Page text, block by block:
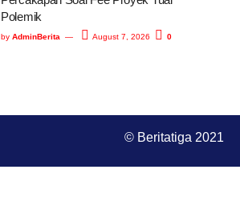
Polemik
by AdminBerita August 7, 2026 0
© Beritatiga 2021